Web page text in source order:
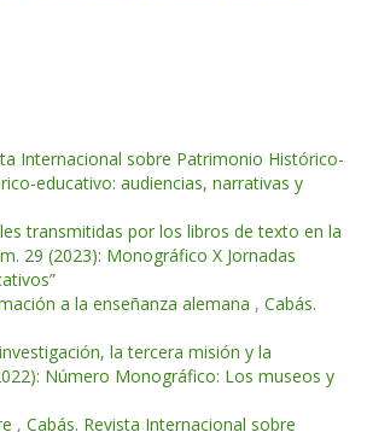
Internacional sobre Patrimonio Histórico-
educativo: audiencias, narrativas y
transmitidas por los libros de texto en la
29 (2023): Monográfico X Jornadas
a la enseñanza alemana , Cabás.
la tercera misión y la
Número Monográfico: Los museos y
, Cabás. Revista Internacional sobre